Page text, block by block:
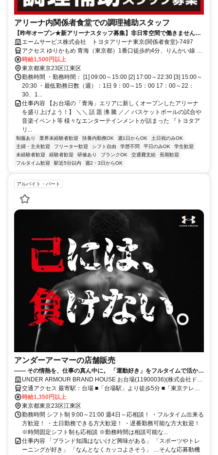
アリーナ内関係者食堂での調理補助スタッフ
【昨年オープン★新アリーナスタッフ募集】非日常空間で働きません
か？週1日～OK！未経験者も大歓迎！
エームサービス株式会社 トヨタアリーナ東京(関係者食堂)-7497
アクセス ゆりかもめ 青海（東京都）1番口徒歩約4分、りんかい線 東
京テレポートA口徒歩約8分、ゆりかもめ 東京ビッグサイト（ゆりか
もめ）1番口徒歩約12分
時給1,500円以上
東京都東京23区江東区
勤務時間 ・勤務時間： [1] 09:00～15:00 [2] 17:00～22:30 [3] 15:00～
20:30 ・最低勤務日数（週）：1日 9：00～15：00 17：00～22：
30、1...
仕事内容 【お台場の「青海」エリアに新しくオープンしたアリーナ
を盛り上げよう！】 ＼＼ 話 題 沸 騰 ／／ バスケットボールの試合や
音楽イベント等 様々なエンターテインメントが詰まった 『トヨタア
リ...
制服あり 業界未経験者歓迎 扶養内勤務OK 週1日からOK
土日祝のみOK
主婦・主夫歓迎
フリーター歓迎 シフト自由 学歴不問 平日のみOK
学生歓迎
未経験者歓迎
経験者歓迎 研修あり ブランクOK 交通費支給
長期歓迎
フルタイム歓迎
駅近5分以内 週2・3日からOK
アルバイト・パート
アンダーアーマーの店舗販売
—— その情熱を、仕事の真ん中に。 「運動好き」をフルタイムで活かし
ませんか？**
UNDER ARMOUR BRAND HOUSE お台場(11900036)(株式会社ドー
ム)
交通アクセス 最寄駅：台場 ■「台場駅」より徒歩5分 ■「東京テレポ
ート駅」B出口より徒歩3分 ※駐車場あり
時給1,350円以上
東京都東京23区江東区
勤務時間 シフト制 9:00～21:00 週4日～応相談！ ・フルタイム出来る
方歓迎！ ・土日勤務できる方大歓迎！ ・遅番勤務可能な方大歓迎！
※時間固定シフト制も応相談 ※勤務時間は相談可能な...
仕事内容 「ブランド知識はないけど興味がある」 「スポーツやトレ
ーニングが好き」 「なんとなくカッコよさそう」 …そんな応募動機